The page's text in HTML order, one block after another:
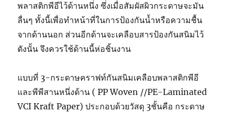
พลาสติกพีอีไว้ด้านหนึ่ง ซึ่งเมื่อสัมผัสผิวกระดาษจะมัน
ลื่นๆ ทั้งนี้เพื่อทำหน้าที่ในการป้องกันน้ำหรือความชื้น
จากด้านนอก ส่วนอีกด้านจะเคลือบสารป้องกันสนิมไว้
ดังนั้น จึงควรใช้ด้านนี้ห่อชิ้นงาน
แบบที่ 3-กระดาษคราฟท์กันสนิมเคลือบพลาสติกพีอี
และพีพีสานหนึ่งด้าน ( PP Woven //PE-Laminated
VCI Kraft Paper) ประกอบด้วยวัสดุ 3ชั้นคือ กระดาษ